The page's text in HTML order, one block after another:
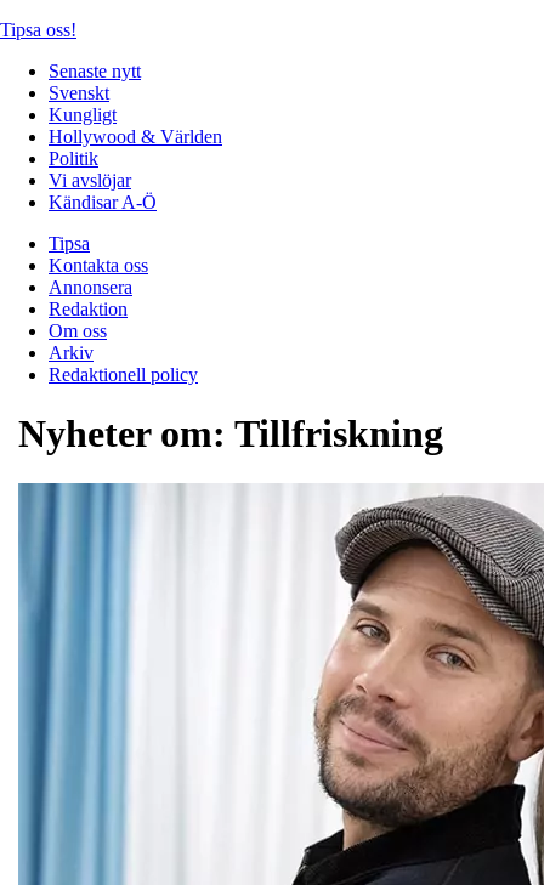
Tipsa oss!
Senaste nytt
Svenskt
Kungligt
Hollywood & Världen
Politik
Vi avslöjar
Kändisar A-Ö
Tipsa
Kontakta oss
Annonsera
Redaktion
Om oss
Arkiv
Redaktionell policy
Nyheter om: Tillfriskning